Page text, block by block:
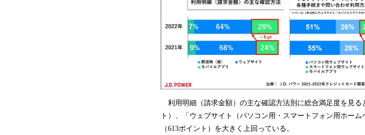
利用明細（請求金額）の主な確認方法別に総合満足度を見る
ト）、「ウェブサイト（パソコン用・スマートフォン用ホー
（613ポイント）を大きく上回っている。